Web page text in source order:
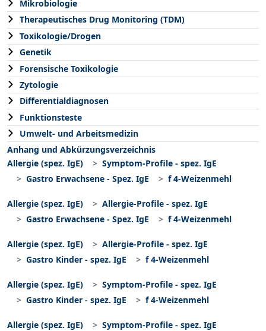
Mikrobiologie
Therapeutisches Drug Monitoring (TDM)
Toxikologie/Drogen
Genetik
Forensische Toxikologie
Zytologie
Differentialdiagnosen
Funktionsteste
Umwelt- und Arbeitsmedizin
Anhang und Abkürzungsverzeichnis
Allergie (spez. IgE)
Symptom-Profile - spez. IgE
Gastro Erwachsene - Spez. IgE
f 4-Weizenmehl
Allergie (spez. IgE)
Allergie-Profile - spez. IgE
Gastro Erwachsene - Spez. IgE
f 4-Weizenmehl
Allergie (spez. IgE)
Allergie-Profile - spez. IgE
Gastro Kinder - spez. IgE
f 4-Weizenmehl
Allergie (spez. IgE)
Symptom-Profile - spez. IgE
Gastro Kinder - spez. IgE
f 4-Weizenmehl
Allergie (spez. IgE)
Symptom-Profile - spez. IgE